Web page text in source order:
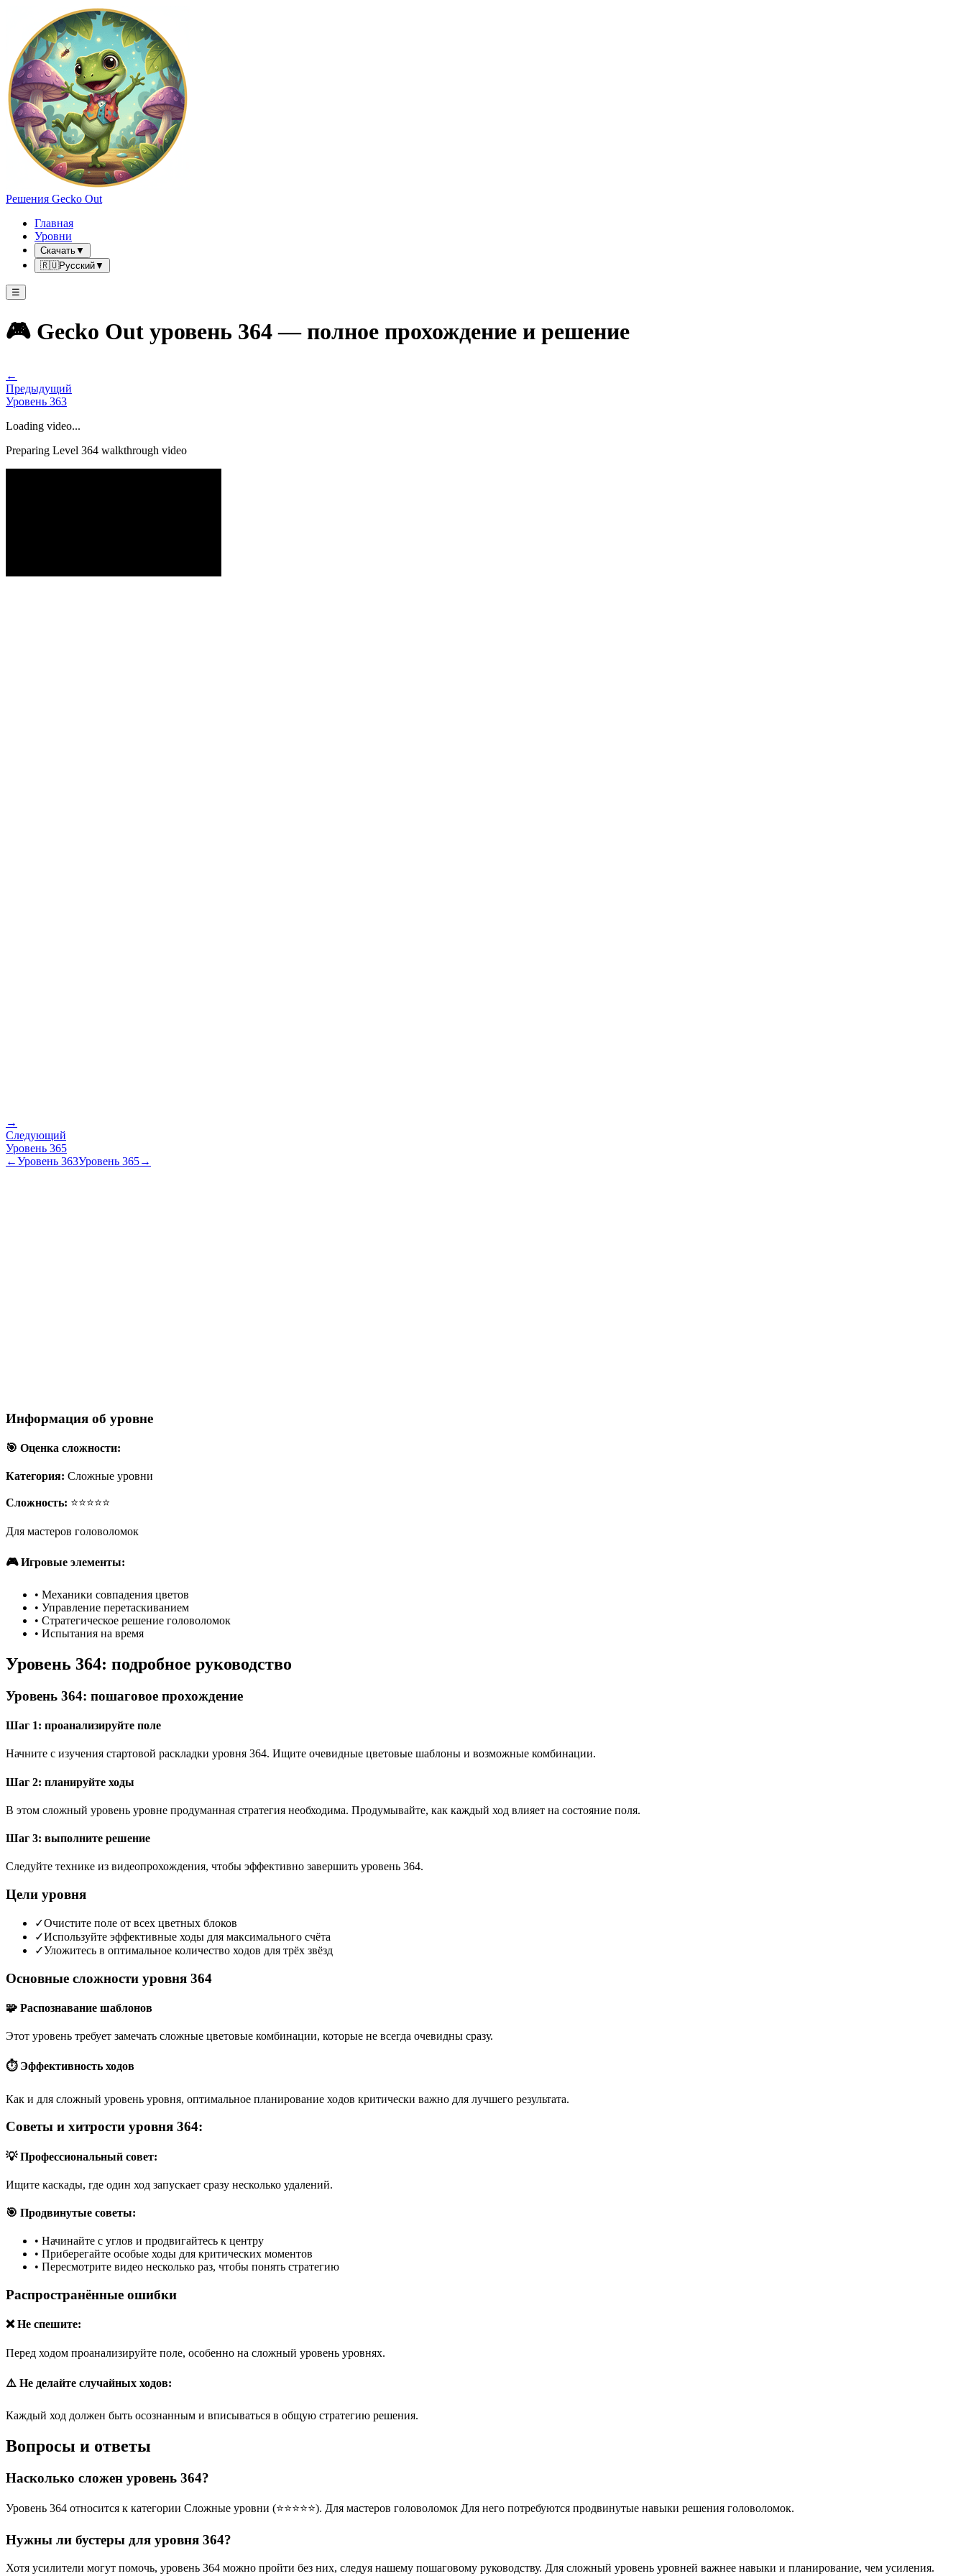
Решения Gecko Out
Главная
Уровни
Скачать▼
🇷🇺Русский▼
☰
🎮 Gecko Out уровень 364 — полное прохождение и решение
←
Предыдущий
Уровень 363
Loading video...
Preparing Level 364 walkthrough video
→
Следующий
Уровень 365
←Уровень 363Уровень 365→
Информация об уровне
🎯 Оценка сложности:
Категория: Сложные уровни
Сложность: ⭐⭐⭐⭐⭐
Для мастеров головоломок
🎮 Игровые элементы:
• Механики совпадения цветов
• Управление перетаскиванием
• Стратегическое решение головоломок
• Испытания на время
Уровень 364: подробное руководство
Уровень 364: пошаговое прохождение
Шаг 1: проанализируйте поле
Начните с изучения стартовой раскладки уровня 364. Ищите очевидные цветовые шаблоны и возможные комбинации.
Шаг 2: планируйте ходы
В этом сложный уровень уровне продуманная стратегия необходима. Продумывайте, как каждый ход влияет на состояние поля.
Шаг 3: выполните решение
Следуйте технике из видеопрохождения, чтобы эффективно завершить уровень 364.
Цели уровня
✓Очистите поле от всех цветных блоков
✓Используйте эффективные ходы для максимального счёта
✓Уложитесь в оптимальное количество ходов для трёх звёзд
Основные сложности уровня 364
🧩 Распознавание шаблонов
Этот уровень требует замечать сложные цветовые комбинации, которые не всегда очевидны сразу.
⏱️ Эффективность ходов
Как и для сложный уровень уровня, оптимальное планирование ходов критически важно для лучшего результата.
Советы и хитрости уровня 364:
💡 Профессиональный совет:
Ищите каскады, где один ход запускает сразу несколько удалений.
🎯 Продвинутые советы:
• Начинайте с углов и продвигайтесь к центру
• Приберегайте особые ходы для критических моментов
• Пересмотрите видео несколько раз, чтобы понять стратегию
Распространённые ошибки
❌ Не спешите:
Перед ходом проанализируйте поле, особенно на сложный уровень уровнях.
⚠️ Не делайте случайных ходов:
Каждый ход должен быть осознанным и вписываться в общую стратегию решения.
Вопросы и ответы
Насколько сложен уровень 364?
Уровень 364 относится к категории Сложные уровни (⭐⭐⭐⭐⭐). Для мастеров головоломок Для него потребуются продвинутые навыки решения головоломок.
Нужны ли бустеры для уровня 364?
Хотя усилители могут помочь, уровень 364 можно пройти без них, следуя нашему пошаговому руководству. Для сложный уровень уровней важнее навыки и планирование, чем усиления.